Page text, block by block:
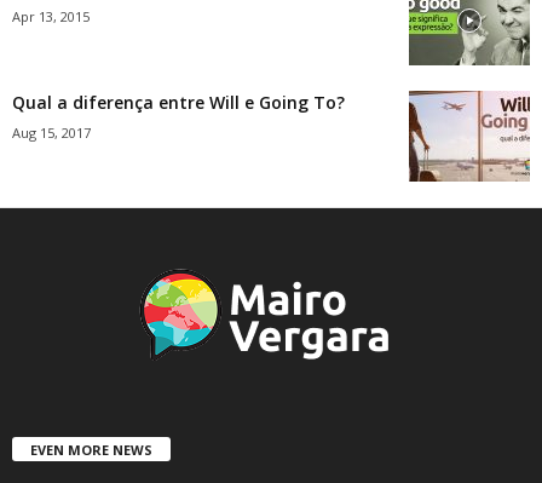
Apr 13, 2015
Qual a diferença entre Will e Going To?
Aug 15, 2017
EVEN MORE NEWS